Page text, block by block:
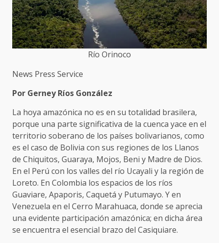
Río Orinoco
News Press Service
Por Gerney Ríos González
La hoya amazónica no es en su totalidad brasilera,
porque una parte significativa de la cuenca yace en el
territorio soberano de los países bolivarianos, como
es el caso de Bolivia con sus regiones de los Llanos
de Chiquitos, Guaraya, Mojos, Beni y Madre de Dios.
En el Perú con los valles del río Ucayali y la región de
Loreto. En Colombia los espacios de los ríos
Guaviare, Apaporis, Caquetá y Putumayo. Y en
Venezuela en el Cerro Marahuaca, donde se aprecia
una evidente participación amazónica; en dicha área
se encuentra el esencial brazo del Casiquiare.